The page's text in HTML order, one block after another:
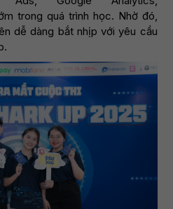
trong quá trình học. Nhờ đó,
dễ dàng bắt nhịp với yêu cầu